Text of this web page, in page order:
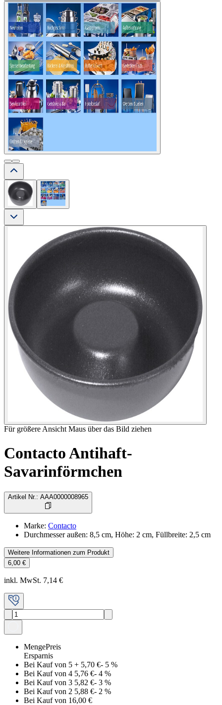
Für größere Ansicht Maus über das Bild ziehen
Contacto Antihaft-
Savarinförmchen
Artikel Nr. : AAA0000008965
Marke: Contacto
Durchmesser außen: 8,5 cm, Höhe: 2 cm, Füllbreite: 2,5 cm
Weitere Informationen zum Produkt
6,00 €
inkl. MwSt. 7,14 €
MengePreis
Ersparnis
Bei Kauf von 5 + 5,70 €- 5 %
Bei Kauf von 4 5,76 €- 4 %
Bei Kauf von 3 5,82 €- 3 %
Bei Kauf von 2 5,88 €- 2 %
Bei Kauf von 16,00 €